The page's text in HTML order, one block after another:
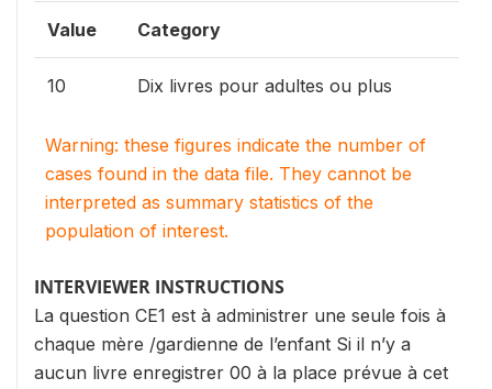
Value Category
10 Dix livres pour adultes ou plus
Warning: these figures indicate the number of
cases found in the data file. They cannot be
interpreted as summary statistics of the
population of interest.
INTERVIEWER INSTRUCTIONS
La question CE1 est à administrer une seule fois à
chaque mère /gardienne de l’enfant Si il n’y a
aucun livre enregistrer 00 à la place prévue à cet